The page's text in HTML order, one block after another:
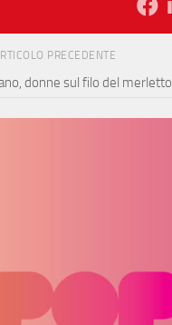
PRECEDENTE
donne sul filo del merletto